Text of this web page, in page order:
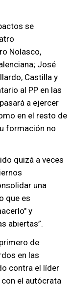
se
Nolasco,
José
Castilla y
al PP en las
a ejercer
en el resto de
formación no
quizá a veces
una
que es
y
abiertas”.
de
en las
contra el líder
el autócrata